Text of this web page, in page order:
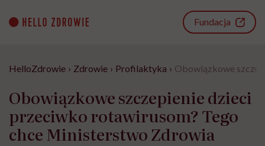
content
Fundacja
HelloZdrowie › Zdrowie › Profilaktyka › Obowiązkowe
Obowiązkowe szczepienie dzieci
przeciwko rotawirusom? Tego
chce Ministerstwo Zdrowia